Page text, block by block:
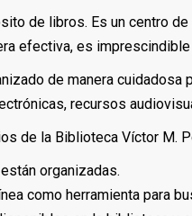
de libros. Es un centro
efectiva, es
de manera
recursos
de la Biblioteca Víctor M.
organizadas.
como herramienta para